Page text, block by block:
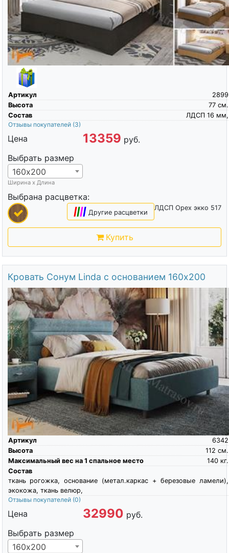
Артикул
2899
Высота
см.
77
Состав
ЛДСП 16 мм,
Отзывы покупателей (3)
Цена 13359 руб.
Выбрать размер
160х200
Ширина х Длина
Выбрана расцветка:
ЛДСП Орех экко 517
|||| Другие расцветки
Купить
Кровать Сонум Linda с основанием 160х200
Артикул
6342
Высота
см.
112
Максимальный вес на 1 спальное место
кг.
140
Состав
ткань рогожка, основание (метал.каркас + березовые ламели),
экокожа, ткань велюр,
Отзывы покупателей (0)
Цена 32990 руб.
Выбрать размер
160х200